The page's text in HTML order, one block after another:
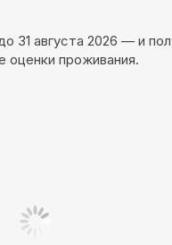
31 августа 2026 — и
оценки проживания.